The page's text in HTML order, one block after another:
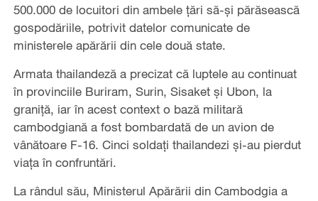
500.000 de locuitori din ambele țări să-și părăsească
gospodăriile, potrivit datelor comunicate de
ministerele apărării din cele două state.
Armata thailandeză a precizat că luptele au continuat
în provinciile Buriram, Surin, Sisaket și Ubon, la
graniță, iar în acest context o bază militară
cambodgiană a fost bombardată de un avion de
vânătoare F-16. Cinci soldați thailandezi și-au pierdut
viața în confruntări.
La rândul său, Ministerul Apărării din Cambodgia a